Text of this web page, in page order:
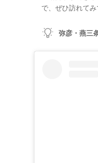
で、ぜひ訪れて
弥彦・燕三